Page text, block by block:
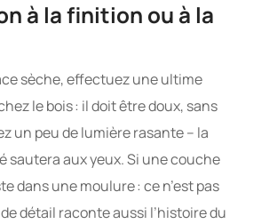
à la finition ou à la
sèche, effectuez une ultime
le bois : il doit être doux, sans
un peu de lumière rasante – la
sautera aux yeux. Si une couche
dans une moulure : ce n’est pas
détail raconte aussi l’histoire du